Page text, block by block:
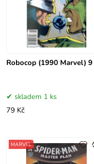
Robocop (1990 Marvel) 9
skladem 1 ks
79 Kč
MARVEL